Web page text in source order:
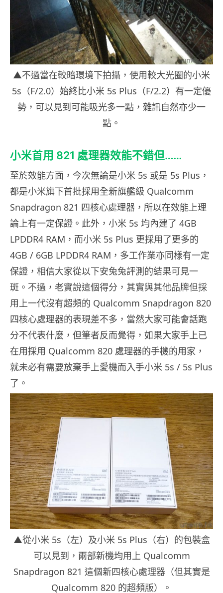
▲不過當在較暗環境下拍攝，使用較大光圈的小米
5s（F/2.0）始終比小米 5s Plus（F/2.2）有一定優
勢，可以見到可能吸光多一點，雜訊自然亦少一
點。
小米首用 821 處理器效能不錯但……
至於效能方面，今次無論是小米 5s 或是 5s Plus，
都是小米旗下首批採用全新旗艦級 Qualcomm
Snapdragon 821 四核心處理器，所以在效能上理
論上有一定保證。此外，小米 5s 均內建了 4GB
LPDDR4 RAM，而小米 5s Plus 更採用了更多的
4GB / 6GB LPDDR4 RAM，多工作業亦同樣有一定
保證，相信大家從以下安兔兔評測的結果可見一
斑。不過，老實說這個得分，其實與其他品牌但採
用上一代沒有超頻的 Qualcomm Snapdragon 820
四核心處理器的表現差不多，當然大家可能會話跑
分不代表什麼，但筆者反而覺得，如果大家手上已
在用採用 Qualcomm 820 處理器的手機的用家，
就未必有需要放棄手上愛機而入手小米 5s / 5s Plus
了。
▲從小米 5s（左）及小米 5s Plus（右）的包裝盒
可以見到，兩部新機均用上 Qualcomm
Snapdragon 821 這個新四核心處理器（但其實是
Qualcomm 820 的超頻版）。